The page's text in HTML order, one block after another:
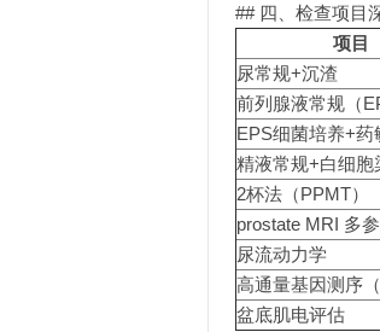
## 四、检查项目
项目
尿常规+沉渣
前列腺液常规（
EPS细菌培养+药
精液常规+白细胞
2杯法（PPMT）
prostate MRI 多
尿流动力学
高通量基因测序（
盆底肌电评估